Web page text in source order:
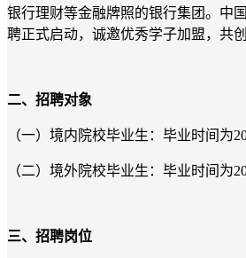
银行理财等金融牌照的银行集团。中
聘正式启动，诚邀优秀学子加盟，共创
二、招聘对象
（一）境内院校毕业生：毕业时间为
（二）境外院校毕业生：毕业时间为
三、招聘岗位